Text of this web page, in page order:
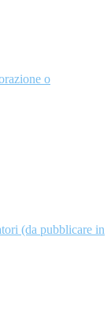
o
(da pubblicare in